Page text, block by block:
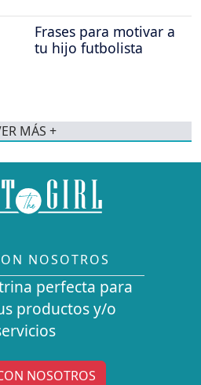
Frases para motivar a
tu hijo futbolista
MÁS +
NOSOTROS
perfecta para
productos y/o
NOSOTROS